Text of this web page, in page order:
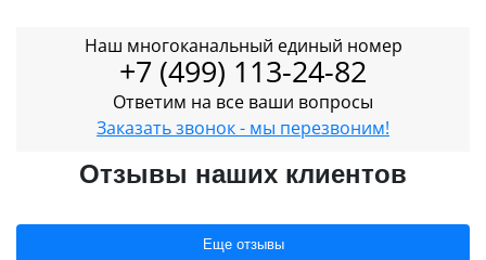
Наш многоканальный единый номер
+7 (499) 113-24-82
Ответим на все ваши вопросы
Заказать звонок - мы перезвоним!
Отзывы наших клиентов
Еще отзывы